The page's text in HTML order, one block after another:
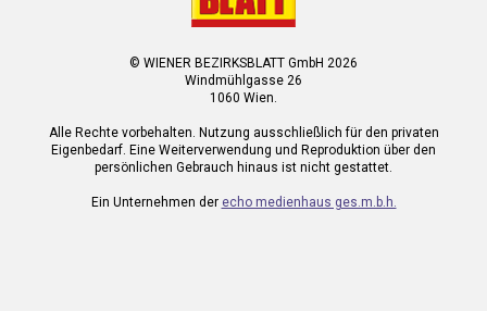
© WIENER BEZIRKSBLATT GmbH 2026
Windmühlgasse 26
1060 Wien.
Alle Rechte vorbehalten. Nutzung ausschließlich für den privaten
Eigenbedarf. Eine Weiterverwendung und Reproduktion über den
persönlichen Gebrauch hinaus ist nicht gestattet.
Ein Unternehmen der echo medienhaus ges.m.b.h.